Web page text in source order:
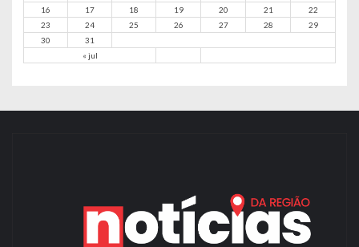
« jul
16
17 18 19 20 21
22
23
24 25 26 27 28
29
30
31